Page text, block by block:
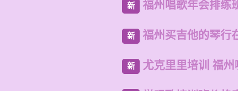
新 福州唱歌年会排练
新 福州买吉他的琴行
新 尤克里里培训 福州